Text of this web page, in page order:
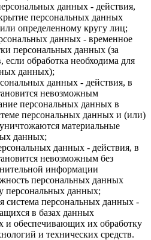
данных - действия,
персональных данных
определенному кругу лиц;
данных - временное
персональных данных (за
если обработка необходима для
данных);
данных - действия, в
невозможным
персональных данных в
персональных данных и (или)
материальные
данных;
данных - действия, в
невозможным без
информации
персональных данных
персональных данных;
система персональных данных -
в базах данных
и обеспечивающих их обработку
и технических средств.